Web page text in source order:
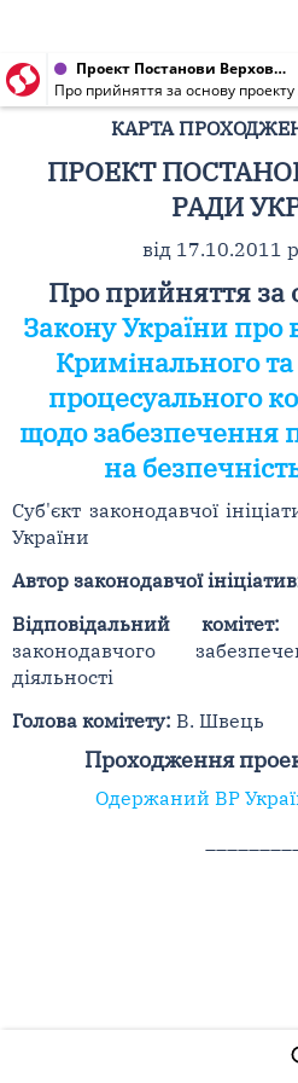
Проект Постанови Верховної Ради України від 17.10.2011 № 9190/П